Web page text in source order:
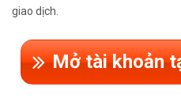
giao dịch.
Mở tài khoản